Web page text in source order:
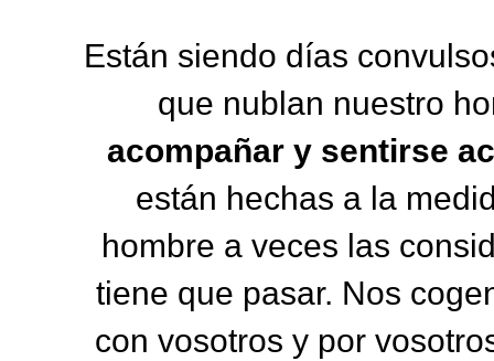
Están siendo días
que nublan nuestro
acompañar y sentirse
están hechas a la
hombre a veces las
tiene que pasar. Nos
con vosotros y por